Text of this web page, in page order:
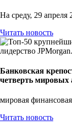
На среду, 29 апреля
Читать новость
Банковская
четверть мировых
мировая
Читать новость